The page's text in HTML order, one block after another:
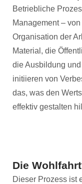
Betriebliche
Management –
Organisation der
Material, die
die Ausbildung
initiieren von
das, was den
effektiv gestalten
Die Wohlfahrt
Dieser Prozess ist